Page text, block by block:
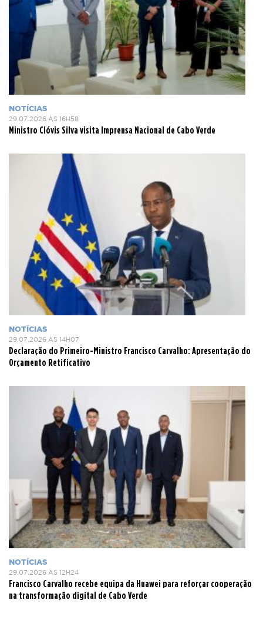
NOTÍCIAS
29.07.2026 ÀS 16H58
Ministro Clóvis Silva visita Imprensa Nacional de Cabo Verde
NOTÍCIAS
29.07.2026 ÀS 14H07
Declaração do Primeiro-Ministro Francisco Carvalho: Apresentação do
Orçamento Retificativo
NOTÍCIAS
29.07.2026 ÀS 12H24
Francisco Carvalho recebe equipa da Huawei para reforçar cooperação
na transformação digital de Cabo Verde